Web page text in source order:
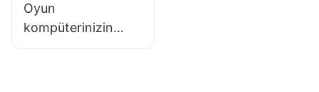
Oyun
kompüterinizin
korpusunu